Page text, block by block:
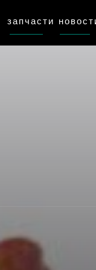
запчасти